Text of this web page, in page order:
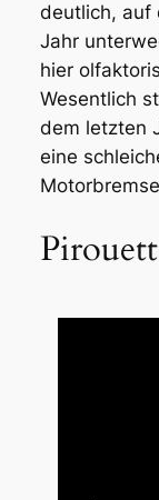
deutlich, auf
Jahr
hier
Wesentlich
dem letzten
eine